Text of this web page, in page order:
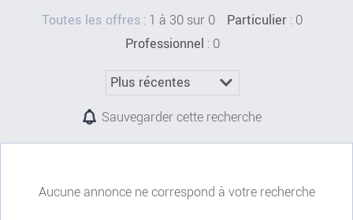
Toutes les offres : 1 à 30 sur 0 Particulier : 0
Professionnel : 0
Sauvegarder cette recherche
Aucune annonce ne correspond à votre recherche